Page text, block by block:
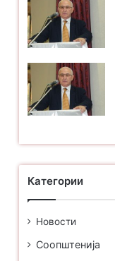
Категории
Новости
Соопштенија